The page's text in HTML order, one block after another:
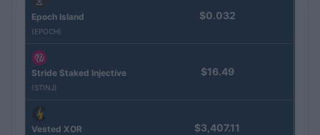
Epoch Island
(EPOCH)
$0.032
Stride Staked Injective
(STINJ)
$16.49
Vested XOR $3,407.11